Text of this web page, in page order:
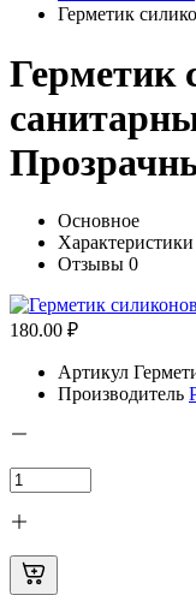
Герметик
Герметик
Основное
Характеристики
Отзывы 0
180.00 ₽
Артикул
Производитель